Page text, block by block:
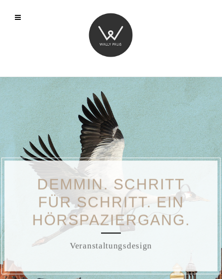
DEMMIN. SCHRITT
FÜR SCHRITT. EIN
HÖRSPAZIERGANG.
Veranstaltungsdesign